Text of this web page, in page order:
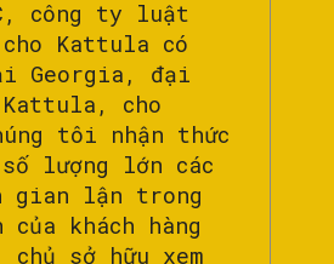
công ty luật
Kattula có
Georgia, đại
cho
tôi nhận thức
số lượng lớn các
gian lận trong
khách hàng
chủ sở hữu xem